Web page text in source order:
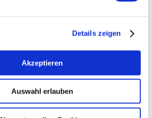
Details zeigen
Akzeptieren
Auswahl erlauben